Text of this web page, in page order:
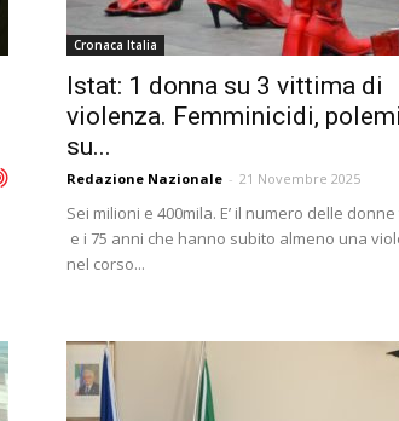
Cronaca Italia
Istat: 1 donna su 3 vittima di
violenza. Femminicidi,
su...
Redazione Nazionale - 21 Novembre 2025
Sei milioni e 400mila. E’ il numero delle
e i 75 anni che hanno subito almeno una
nel corso...